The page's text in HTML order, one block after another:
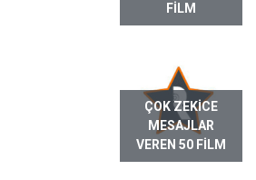
FILM
ÇOK ZEKICE
MESAJLAR
VEREN 50 FILM